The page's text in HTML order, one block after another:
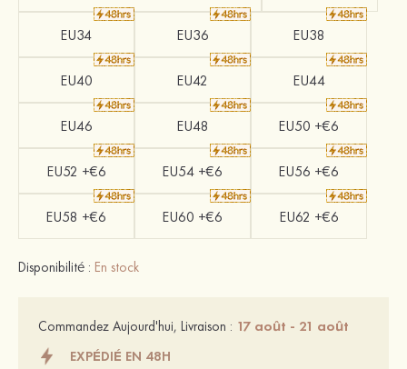
EU34 EU36 EU38
EU40 EU42 EU44
EU46 EU48 EU50 +€6
EU52 +€6 EU54 +€6 EU56 +€6
EU58 +€6 EU60 +€6 EU62 +€6
Disponibilité : En stock
Commandez Aujourd'hui, Livraison : 17 août - 21 août
EXPÉDIÉ EN 48H